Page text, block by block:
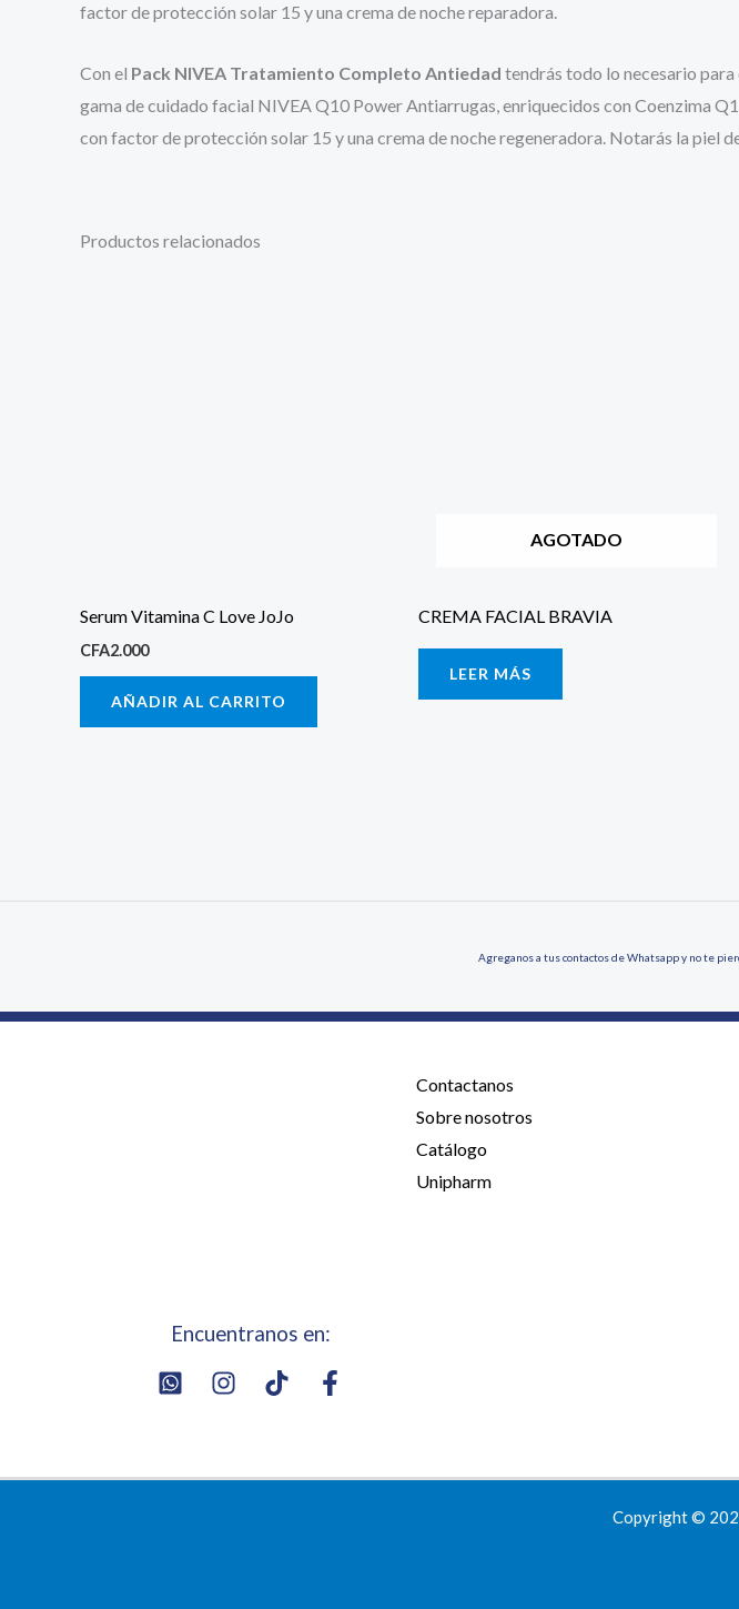
factor de protección solar 15 y una crema de noche reparadora.
Con el Pack NIVEA Tratamiento Completo Antiedad tendrás todo lo necesario para
gama de cuidado facial NIVEAQ10 Power Antiarrugas, enriquecidos con Coenzima
con factor de protección solar 15 y una crema de noche regeneradora. Notarás la piel
Productos relacionados
Serum Vitamina C Love JoJo
CFA2.000
AÑADIR AL CARRITO
AGOTADO
CREMA FACIAL BRAVIA
LEER MÁS
Agreganos a tus contactos de Whatsapp y no te
Encuentranos en:
Contactanos
Sobre nosotros
Catálogo
Unipharm
Copyright ©